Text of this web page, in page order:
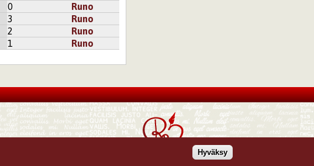
0
Runo
3
Runo
2
Runo
1 Runo
Hyväksy